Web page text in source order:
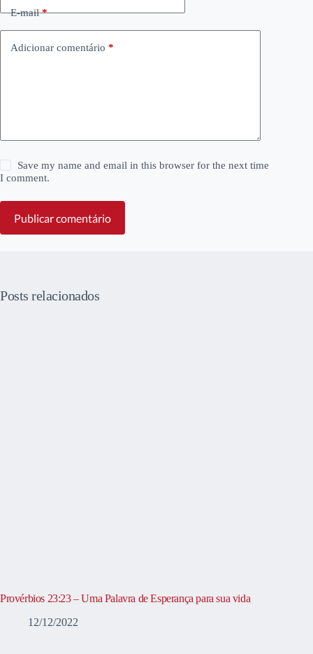
E-mail*
Adicionar comentário *
Save my name and email in this browser for the next time
I comment.
Publicar comentário
Posts relacionados
Provérbios 23:23 – Uma Palavra de Esperança para sua vida
12/12/2022